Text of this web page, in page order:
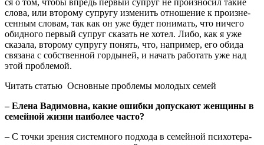
ся о том, что­бы впредь пер­вый супруг не про­из­но­сил такие
сло­ва, или вто­ро­му супру­гу изме­нить отно­ше­ние к про­из­не­
сен­ным сло­вам, так как он уже будет пони­мать, что ниче­го
обид­но­го пер­вый супруг ска­зать не хотел. Либо, как я уже
ска­за­ла, вто­ро­му супру­гу понять, что, напри­мер, его оби­да
свя­за­на с соб­ствен­ной гор­ды­ней, и начать рабо­тать уже над
этой проблемой.
Читать статью Основные проблемы молодых семей
– Еле­на Вади­мов­на, какие ошиб­ки допус­ка­ют жен­щи­ны в
семей­ной жиз­ни наи­бо­лее часто?
– С точ­ки зре­ния систем­но­го под­хо­да в семей­ной пси­хо­те­ра­